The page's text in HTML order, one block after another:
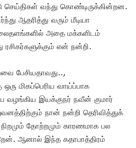
செய்திகள் வந்து கொண்டிருக்கின்றன.
ஆதரித்து வரும் மீடியா
அதை மக்களிடம்
என் நன்றி.
பேசியதாவது..,
மிகப்பெரிய வாய்ப்பாக
இயக்குநர் நவீன் குமார்
நான் நன்றி தெரிவித்துக்
தோற்றமும் காரணமாக பல
ஆனால் இந்த கதாபாத்திரம்